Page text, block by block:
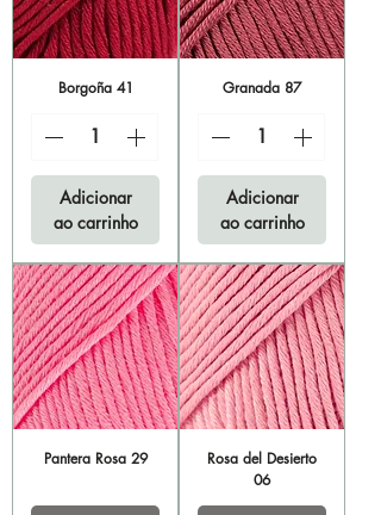
Borgoña 41
Adicionar
ao carrinho
Granada 87
Adicionar
ao carrinho
Pantera Rosa 29
Rosa del Desierto
06